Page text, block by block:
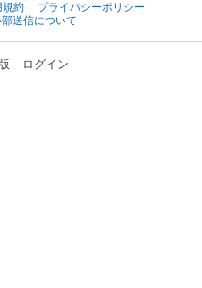
規約
プライバシーポリシー
送信について
ログイン